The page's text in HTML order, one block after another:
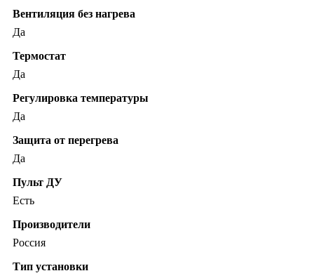
Вентиляция без нагрева
Да
Термостат
Да
Регулировка температуры
Да
Защита от перегрева
Да
Пульт ДУ
Есть
Производители
Россия
Тип установки